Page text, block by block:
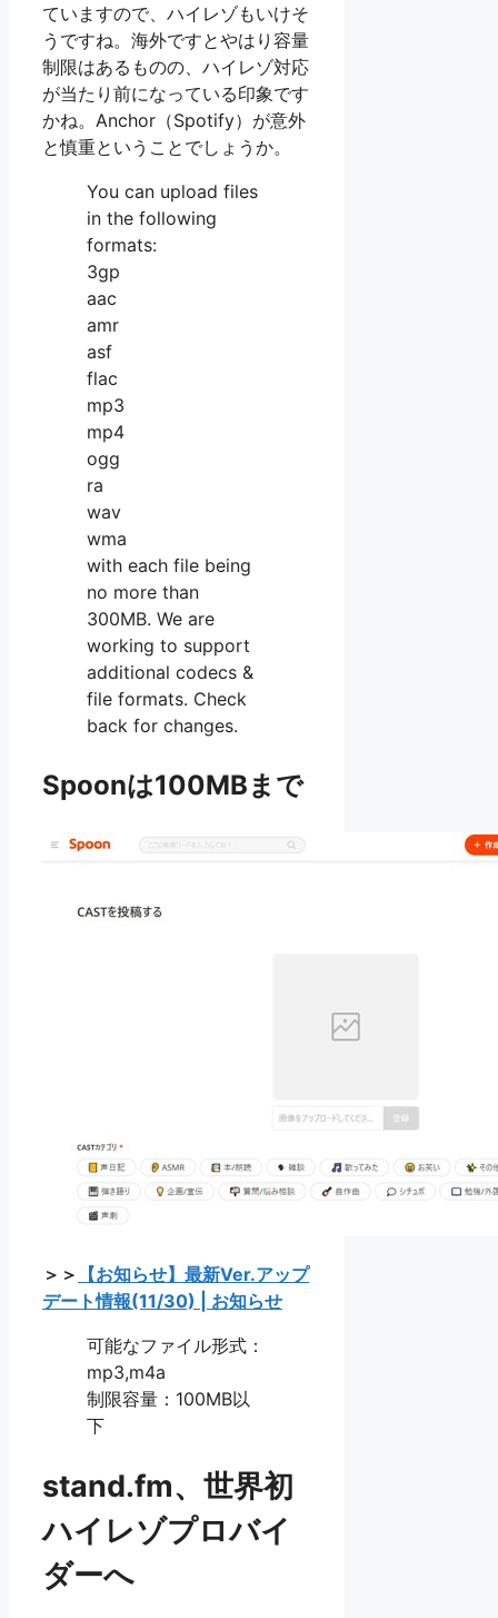
ていますので、ハイレゾもいけそ
うですね。海外ですとやはり容量
制限はあるものの、ハイレゾ対応
が当たり前になっている印象です
かね。Anchor（Spotify）が意外
と慎重ということでしょうか。
You can upload files
in the following
formats:
3gp
aac
amr
asf
flac
mp3
mp4
ogg
ra
wav
wma
with each file being
no more than
300MB. We are
working to support
additional codecs &
file formats. Check
back for changes.
Spoonは100MBまで
＞＞
【お知らせ】最新Ver.アップ
デート情報(11/30) | お知らせ
可能なファイル形式：
mp3,m4a
制限容量：100MB以
下
stand.fm、世界初
ハイレゾプロバイ
ダーへ